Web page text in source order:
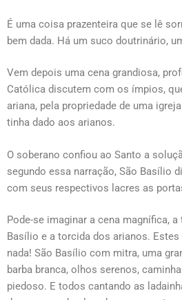
É uma coisa prazenteira que se lê
bem dada. Há um suco doutrinário,
Vem depois uma cena grandiosa,
Católica discutem com os ímpios,
ariana, pela propriedade de uma
tinha dado aos arianos.
O soberano confiou ao Santo a
segundo essa narração, São Basílio
com seus respectivos lacres as
Pode-se imaginar a cena magnífica,
Basílio e a torcida dos arianos. Estes
nada! São Basílio com mitra, uma
barba branca, olhos serenos,
piedoso. E todos cantando as